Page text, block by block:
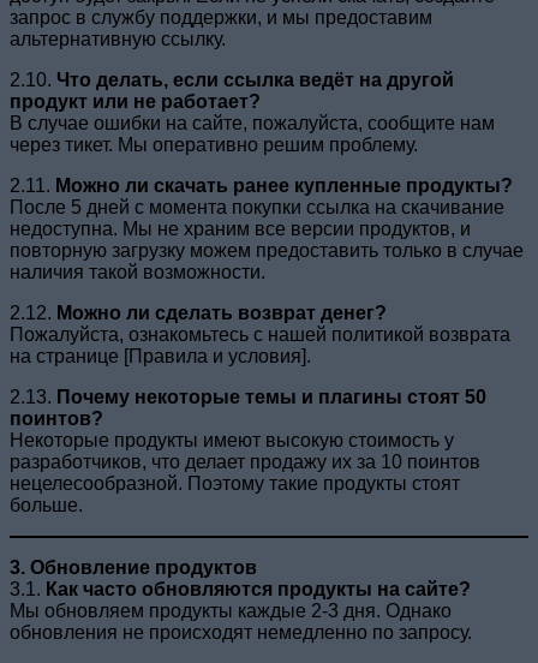
запрос в службу поддержки, и мы предоставим
альтернативную ссылку.
2.10. Что делать, если ссылка ведёт на другой
продукт или не работает?
В случае ошибки на сайте, пожалуйста, сообщите нам
через тикет. Мы оперативно решим проблему.
2.11. Можно ли скачать ранее купленные продукты?
После 5 дней с момента покупки ссылка на скачивание
недоступна. Мы не храним все версии продуктов, и
повторную загрузку можем предоставить только в случае
наличия такой возможности.
2.12. Можно ли сделать возврат денег?
Пожалуйста, ознакомьтесь с нашей политикой возврата
на странице [Правила и условия].
2.13. Почему некоторые темы и плагины стоят 50
поинтов?
Некоторые продукты имеют высокую стоимость у
разработчиков, что делает продажу их за 10 поинтов
нецелесообразной. Поэтому такие продукты стоят
больше.
3. Обновление продуктов
3.1. Как часто обновляются продукты на сайте?
Мы обновляем продукты каждые 2-3 дня. Однако
обновления не происходят немедленно по запросу.